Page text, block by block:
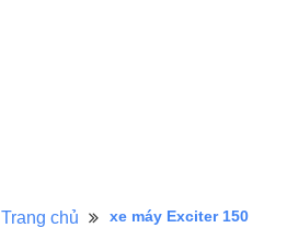
Trang chủ xe máy Exciter 150